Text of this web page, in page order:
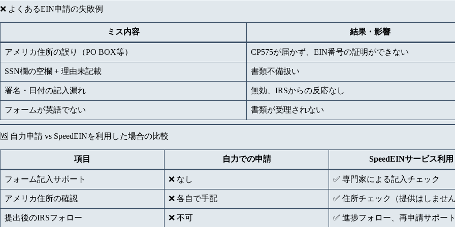
❌ よくあるEIN申請の失敗例
ミス内容 結果・影響
アメリカ住所の誤り（PO BOX等） CP575が届かず、EIN番号の証明ができない
SSN欄の空欄 + 理由未記載 書類不備扱い
署名・日付の記入漏れ 無効、IRSからの反応なし
フォームが英語でない 書類が受理されない
🆚 自力申請 vs SpeedEINを利用した場合の比較
項目 自力での申請 SpeedEINサービス利用
フォーム記入サポート ❌ なし ✅ 専門家による記入チェック
アメリカ住所の確認 ❌ 各自で手配 ✅ 住所チェック（提供はしません
提出後のIRSフォロー ❌ 不可 ✅ 進捗フォロー、再申請サポー